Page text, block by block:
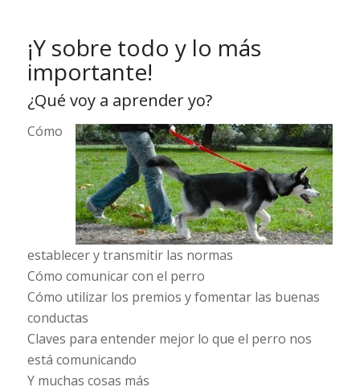
¡Y sobre todo y lo más
importante!
¿Qué voy a aprender yo?
Cómo
establecer y transmitir las normas
Cómo comunicar con el perro
Cómo utilizar los premios y fomentar las buenas
conductas
Claves para entender mejor lo que el perro nos
está comunicando
Y muchas cosas más